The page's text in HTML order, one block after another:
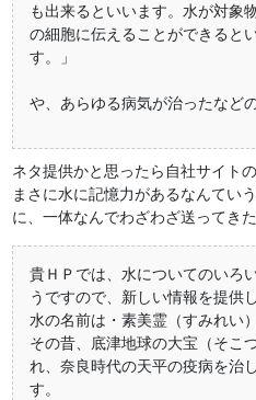
も出来るといいます。水が対象
の細胞に伝えることができると
す。」
や、あらゆる病気が治ったなど
ネタ提供かと思ったら自社サイト
まさに水に記憶力があるなんてい
に、一体なんでわざわざ送ってき
貴ＨＰでは、水についてのいろ
うですので、新しい情報を提供
水の名前は・素美霊（すみれい
その昔、底津地球の大宝（そこ
れ、奈良時代の天平の疫病を治
す。